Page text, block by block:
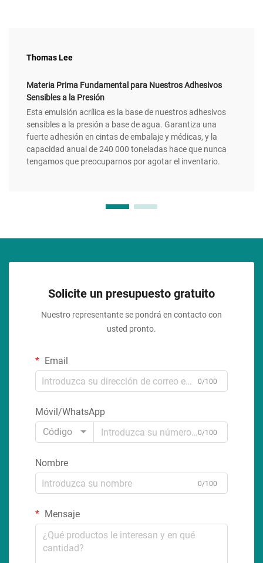
Thomas Lee
Materia Prima Fundamental para Nuestros Adhesivos
Sensibles a la Presión
Esta emulsión acrílica es la base de nuestros adhesivos
sensibles a la presión a base de agua. Garantiza una
fuerte adhesión en cintas de embalaje y médicas, y la
capacidad anual de 240 000 toneladas hace que nunca
tengamos que preocuparnos por agotar el inventario.
Solicite un presupuesto gratuito
Nuestro representante se pondrá en contacto con
usted pronto.
Email
0/100
Móvil/WhatsApp
Código
0/100
Nombre
0/100
Mensaje